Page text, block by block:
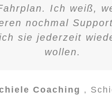
Ich weiß,
nochmal
sie jederzeit
wollen.
Coaching ,